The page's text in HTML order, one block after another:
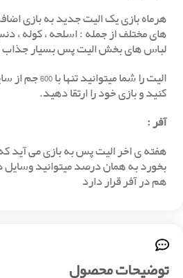
هرماه بازی یک الیت جدید به بازی
های مختلف از جمله : اسلحه ، کوله ،
لباس های بخش الیت پس بسیار
الیت را شما
کنید و بازی خود را ارتقا دهید.
آفر:
هفته ی اخر الیت پس به بازی می آید
بخورد به همان درصد میتوانید وسایل
هم در آفر قرار دارد
توضیحات محصول